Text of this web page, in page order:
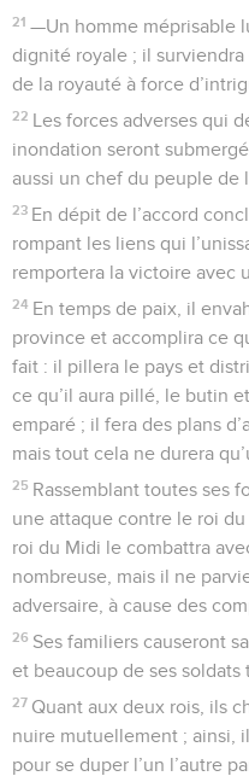
21 —Un homme méprisable
dignité royale ; il surviendra
de la royauté à force
22 Les forces adverses qui
inondation seront
aussi un chef du peuple de
23 En dépit de l’accord
rompant les liens qui
remportera la victoire avec
24 En temps de paix, il
province et accomplira ce
fait : il pillera le pays et
ce qu’il aura pillé, le butin
emparé ; il fera des plans
mais tout cela ne durera
25 Rassemblant toutes ses
une attaque contre le roi
roi du Midi le combattra
nombreuse, mais il ne
adversaire, à cause des
26 Ses familiers causeront
et beaucoup de ses soldats
27 Quant aux deux rois, ils
nuire mutuellement ; ainsi,
pour se duper l’un l’autre